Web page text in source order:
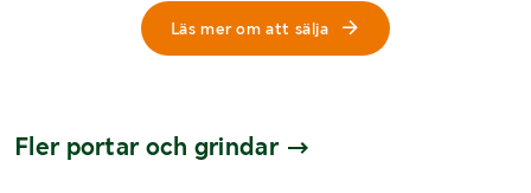
Läs mer om att sälja
Fler portar och grindar